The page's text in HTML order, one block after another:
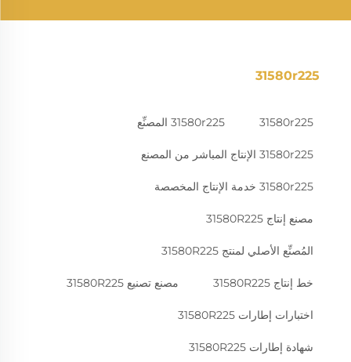
31580r225
31580r225 31580r225 المصنِّع
31580r225 الإنتاج المباشر من المصنع
31580r225 خدمة الإنتاج المخصصة
مصنع إنتاج 31580R225
المُصنِّع الأصلي لمنتج 31580R225
خط إنتاج 31580R225 مصنع تصنيع 31580R225
اختبارات إطارات 31580R225
شهادة إطارات 31580R225